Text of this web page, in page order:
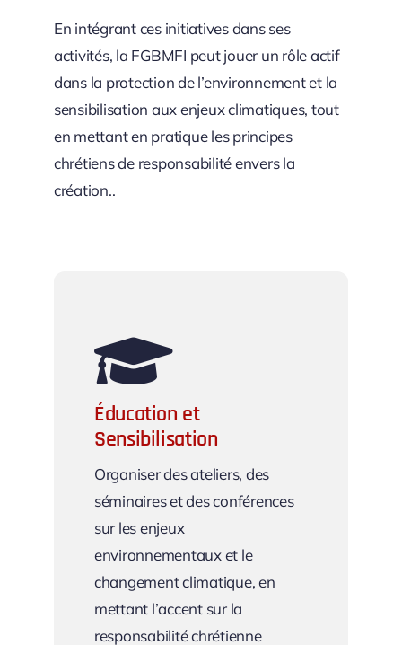
En intégrant ces initiatives dans ses
activités, la FGBMFI peut jouer un rôle actif
dans la protection de l’environnement et la
sensibilisation aux enjeux climatiques, tout
en mettant en pratique les principes
chrétiens de responsabilité envers la
création..
Éducation et
Sensibilisation
Organiser des ateliers, des
séminaires et des conférences
sur les enjeux
environnementaux et le
changement climatique, en
mettant l’accent sur la
responsabilité chrétienne